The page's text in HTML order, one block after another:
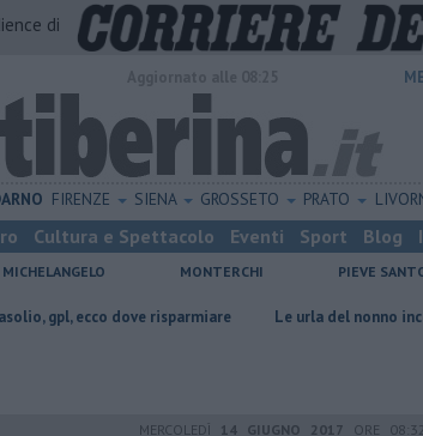
di
FIRENZE SIENA GROSSETO PRATO
Cultura e Spettacolo Eventi Sport Blog
MICHELANGELO MONTERCHI PIEVE
dove risparmiare Le urla del nonno incastrano i finti
MERCOLEDÌ 14 GIUGNO 2017 ORE 08:32